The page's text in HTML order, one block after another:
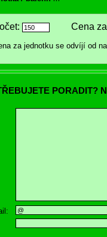
Cena za
za jednotku se odvíjí od
PORADIT?